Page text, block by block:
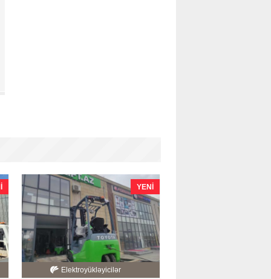
YENI
Elektroyükləyicilər